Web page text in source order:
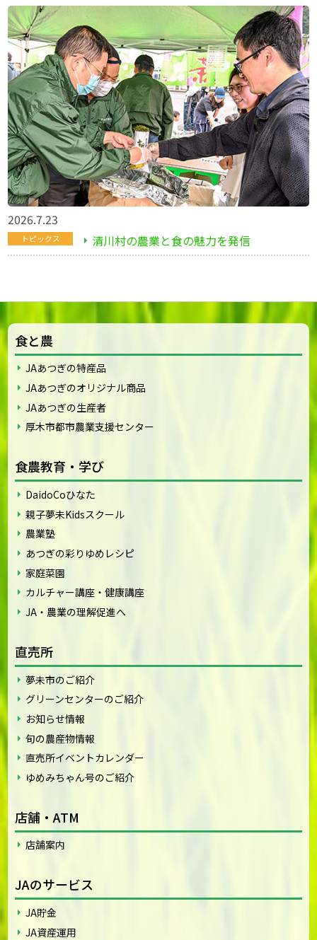
2026.7.23
トピックス 清川村の農業と食の魅力を発信
食と農
JAあつぎの特産品
JAあつぎのオリジナル商品
JAあつぎの生産者
厚木市都市農業支援センター
食農教育・学び
DaidoCoひなた
親子夢未Kidsスクール
農業塾
あつぎの彩りゆめレシピ
家庭菜園
カルチャー講座・健康講座
JA・農業の理解促進へ
直売所
夢未市のご紹介
グリーンセンターのご紹介
お知らせ情報
旬の農産物情報
直売所イベントカレンダー
ゆめみちゃん号のご紹介
店舗・ATM
店舗案内
JAのサービス
JA貯金
JA資産運用